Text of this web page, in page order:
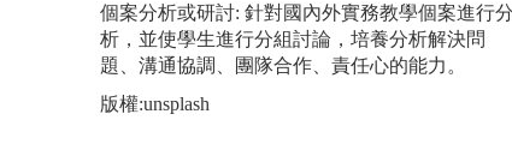
團隊學習：藉由課程規劃，例如：海外研習、管
理課程、實務講座等，讓學生進行小團體討論，
進而達到同儕學習。
圖解:日韓商務與貿易組/韓國文創產業經營組
個案分析或研討: 針對國內外實務教學個案進行分
析，並使學生進行分組討論，培養分析解決問
題、溝通協調、團隊合作、責任心的能力。
版權:unsplash